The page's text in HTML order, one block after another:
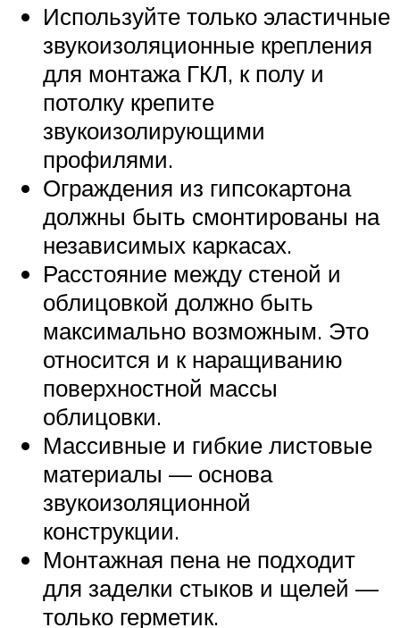
Используйте только эластичные
звукоизоляционные крепления
для монтажа ГКЛ, к полу и
потолку крепите
звукоизолирующими
профилями.
Ограждения из гипсокартона
должны быть смонтированы на
независимых каркасах.
Расстояние между стеной и
облицовкой должно быть
максимально возможным. Это
относится и к наращиванию
поверхностной массы
облицовки.
Массивные и гибкие листовые
материалы — основа
звукоизоляционной
конструкции.
Монтажная пена не подходит
для заделки стыков и щелей —
только герметик.